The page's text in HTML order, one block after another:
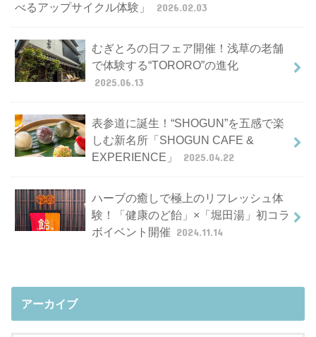
べるアップサイクル体験」
2026.02.03
むぎとろの日フェア開催！浅草の老舗
で体験する“TORORO”の進化
2025.06.13
表参道に誕生！“SHOGUN”を五感で楽
しむ新名所「SHOGUN CAFE &
EXPERIENCE」
2025.04.22
ハーブの癒しで極上のリフレッシュ体
験！「健康のど飴」×「堀田湯」初コラ
ボイベント開催 2024.11.14
アーカイブ